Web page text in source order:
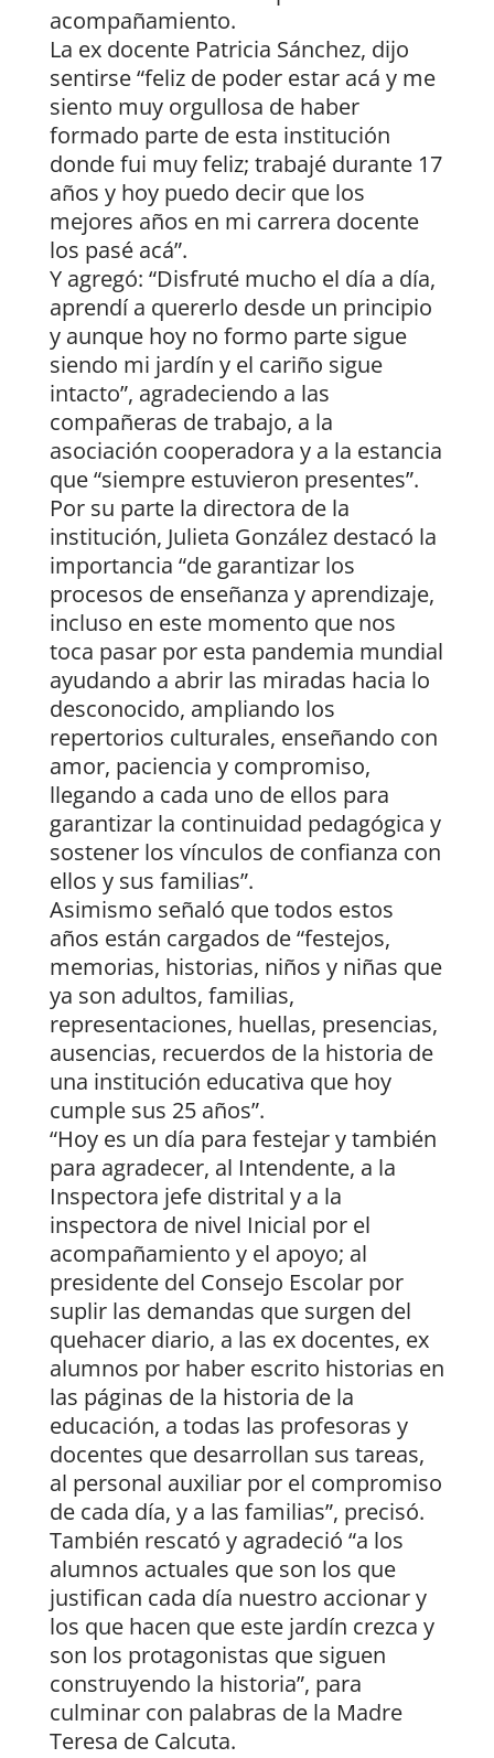
acompañamiento.
La ex docente Patricia Sánchez, dijo
sentirse “feliz de poder estar acá y me
siento muy orgullosa de haber
formado parte de esta institución
donde fui muy feliz; trabajé durante 17
años y hoy puedo decir que los
mejores años en mi carrera docente
los pasé acá”.
Y agregó: “Disfruté mucho el día a día,
aprendí a quererlo desde un principio
y aunque hoy no formo parte sigue
siendo mi jardín y el cariño sigue
intacto”, agradeciendo a las
compañeras de trabajo, a la
asociación cooperadora y a la estancia
que “siempre estuvieron presentes”.
Por su parte la directora de la
institución, Julieta González destacó la
importancia “de garantizar los
procesos de enseñanza y aprendizaje,
incluso en este momento que nos
toca pasar por esta pandemia mundial
ayudando a abrir las miradas hacia lo
desconocido, ampliando los
repertorios culturales, enseñando con
amor, paciencia y compromiso,
llegando a cada uno de ellos para
garantizar la continuidad pedagógica y
sostener los vínculos de confianza con
ellos y sus familias”.
Asimismo señaló que todos estos
años están cargados de “festejos,
memorias, historias, niños y niñas que
ya son adultos, familias,
representaciones, huellas, presencias,
ausencias, recuerdos de la historia de
una institución educativa que hoy
cumple sus 25 años”.
“Hoy es un día para festejar y también
para agradecer, al Intendente, a la
Inspectora jefe distrital y a la
inspectora de nivel Inicial por el
acompañamiento y el apoyo; al
presidente del Consejo Escolar por
suplir las demandas que surgen del
quehacer diario, a las ex docentes, ex
alumnos por haber escrito historias en
las páginas de la historia de la
educación, a todas las profesoras y
docentes que desarrollan sus tareas,
al personal auxiliar por el compromiso
de cada día, y a las familias”, precisó.
También rescató y agradeció “a los
alumnos actuales que son los que
justifican cada día nuestro accionar y
los que hacen que este jardín crezca y
son los protagonistas que siguen
construyendo la historia”, para
culminar con palabras de la Madre
Teresa de Calcuta.